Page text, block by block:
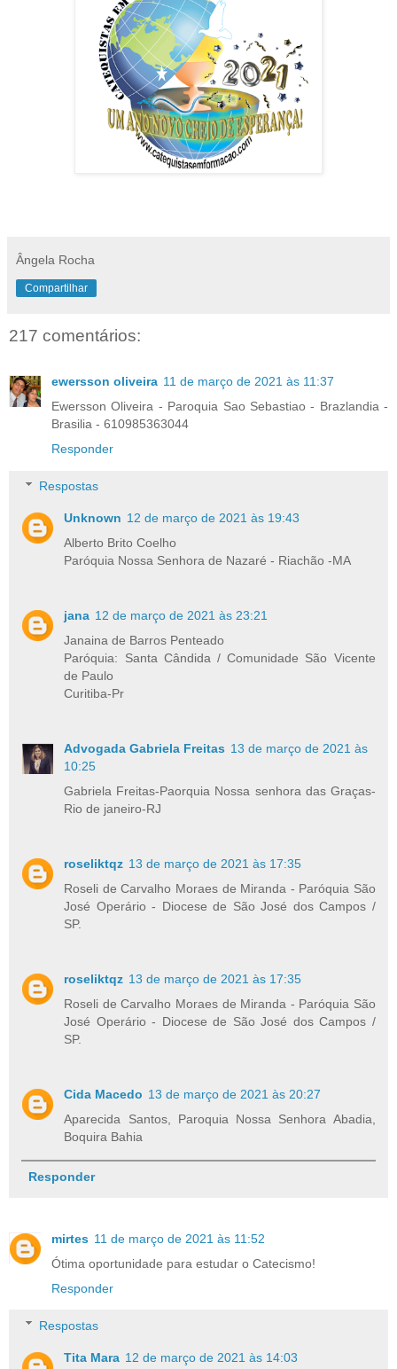
Ângela Rocha
Compartilhar
217 comentários:
ewersson oliveira 11 de março de 2021 às 11:37
Ewersson Oliveira - Paroquia Sao Sebastiao - Brazlandia -
Brasilia - 610985363044
Responder
Respostas
Unknown 12 de março de 2021 às 19:43
Alberto Brito Coelho
Paróquia Nossa Senhora de Nazaré - Riachão -MA
jana 12 de março de 2021 às 23:21
Janaina de Barros Penteado
Paróquia: Santa Cândida / Comunidade São Vicente
de Paulo
Curitiba-Pr
Advogada Gabriela Freitas 13 de março de 2021 às
10:25
Gabriela Freitas-Paorquia Nossa senhora das Graças-
Rio de janeiro-RJ
roseliktqz 13 de março de 2021 às 17:35
Roseli de Carvalho Moraes de Miranda - Paróquia São
José Operário - Diocese de São José dos Campos /
SP.
roseliktqz 13 de março de 2021 às 17:35
Roseli de Carvalho Moraes de Miranda - Paróquia São
José Operário - Diocese de São José dos Campos /
SP.
Cida Macedo 13 de março de 2021 às 20:27
Aparecida Santos, Paroquia Nossa Senhora Abadia,
Boquira Bahia
Responder
mirtes 11 de março de 2021 às 11:52
Ótima oportunidade para estudar o Catecismo!
Responder
Respostas
Tita Mara 12 de março de 2021 às 14:03